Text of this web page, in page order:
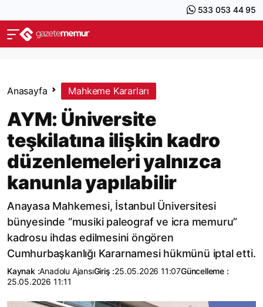
533 053 44 95
Anasayfa Mahkeme Kararları
AYM: Üniversite
teşkilatına ilişkin kadro
düzenlemeleri yalnızca
kanunla yapılabilir
Anayasa Mahkemesi, İstanbul Üniversitesi
bünyesinde “musiki paleograf ve icra memuru”
kadrosu ihdas edilmesini öngören
Cumhurbaşkanlığı Kararnamesi hükmünü iptal etti.
Kaynak :Anadolu AjansıGiriş :25.05.2026 11:07Güncelleme :
25.05.2026 11:11